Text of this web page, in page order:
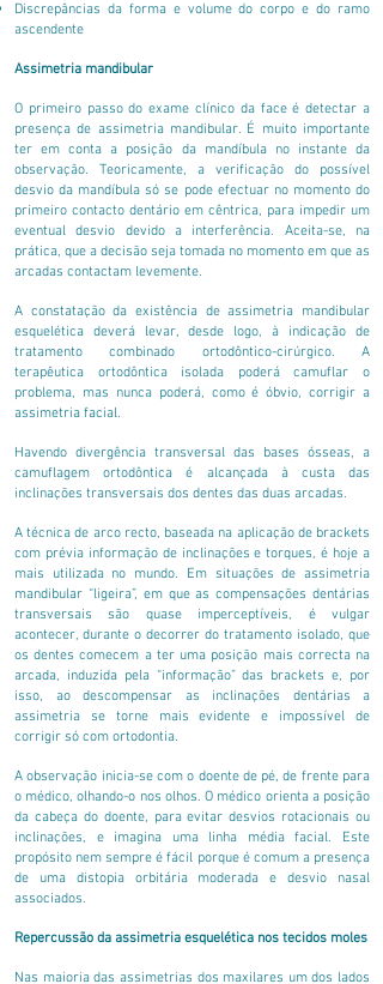
Discrepâncias da forma e volume do corpo e do ramo
ascendente
Assimetria mandibular
O primeiro passo do exame clínico da face é detectar a
presença de assimetria mandibular. É muito importante
ter em conta a posição da mandíbula no instante da
observação. Teoricamente, a verificação do possível
desvio da mandíbula só se pode efectuar no momento do
primeiro contacto dentário em cêntrica, para impedir um
eventual desvio devido a interferência. Aceita-se, na
prática, que a decisão seja tomada no momento em que as
arcadas contactam levemente.
A constatação da existência de assimetria mandibular
esquelética deverá levar, desde logo, à indicação de
tratamento combinado ortodôntico-cirúrgico. A
terapêutica ortodôntica isolada poderá camuflar o
problema, mas nunca poderá, como é óbvio, corrigir a
assimetria facial.
Havendo divergência transversal das bases ósseas, a
camuflagem ortodôntica é alcançada à custa das
inclinações transversais dos dentes das duas arcadas.
A técnica de arco recto, baseada na aplicação de brackets
com prévia informação de inclinações e torques, é hoje a
mais utilizada no mundo. Em situações de assimetria
mandibular “ligeira”, em que as compensações dentárias
transversais são quase imperceptíveis, é vulgar
acontecer, durante o decorrer do tratamento isolado, que
os dentes comecem a ter uma posição mais correcta na
arcada, induzida pela “informação” das brackets e, por
isso, ao descompensar as inclinações dentárias a
assimetria se torne mais evidente e impossível de
corrigir só com ortodontia.
A observação inicia-se com o doente de pé, de frente para
o médico, olhando-o nos olhos. O médico orienta a posição
da cabeça do doente, para evitar desvios rotacionais ou
inclinações, e imagina uma linha média facial. Este
propósito nem sempre é fácil porque é comum a presença
de uma distopia orbitária moderada e desvio nasal
associados.
Repercussão da assimetria esquelética nos tecidos moles
Nas maioria das assimetrias dos maxilares um dos lados